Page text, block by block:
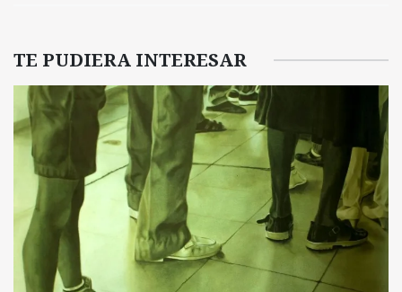
TE PUDIERA INTERESAR